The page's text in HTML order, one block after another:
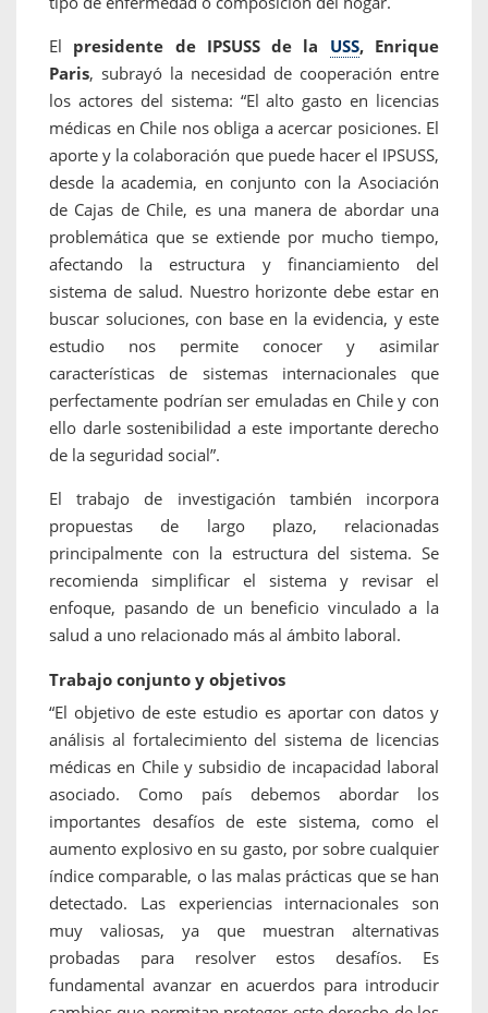
El presidente de IPSUSS de la USS, Enrique
Paris, subrayó la necesidad de cooperación entre
los actores del sistema: “El alto gasto en licencias
médicas en Chile nos obliga a acercar posiciones. El
aporte y la colaboración que puede hacer el IPSUSS,
desde la academia, en conjunto con la Asociación
de Cajas de Chile, es una manera de abordar una
problemática que se extiende por mucho tiempo,
afectando la estructura y financiamiento del
sistema de salud. Nuestro horizonte debe estar en
buscar soluciones, con base en la evidencia, y este
estudio nos permite conocer y asimilar
características de sistemas internacionales que
perfectamente podrían ser emuladas en Chile y con
ello darle sostenibilidad a este importante derecho
de la seguridad social”.
El trabajo de investigación también incorpora
propuestas de largo plazo, relacionadas
principalmente con la estructura del sistema. Se
recomienda simplificar el sistema y revisar el
enfoque, pasando de un beneficio vinculado a la
salud a uno relacionado más al ámbito laboral.
Trabajo conjunto y objetivos
“El objetivo de este estudio es aportar con datos y
análisis al fortalecimiento del sistema de licencias
médicas en Chile y subsidio de incapacidad laboral
asociado. Como país debemos abordar los
importantes desafíos de este sistema, como el
aumento explosivo en su gasto, por sobre cualquier
índice comparable, o las malas prácticas que se han
detectado. Las experiencias internacionales son
muy valiosas, ya que muestran alternativas
probadas para resolver estos desafíos. Es
fundamental avanzar en acuerdos para introducir